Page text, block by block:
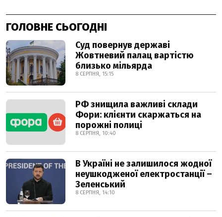
ГОЛОВНЕ СЬОГОДНІ
Суд повернув державі
Жовтневий палац вартістю
близько мільярда
8 СЕРПНЯ, 15:15
РФ знищила важливі склади
Фори: клієнти скаржаться на
порожні полиці
8 СЕРПНЯ, 10:40
В Україні не залишилося жодної
неушкодженої електростанції –
Зеленський
8 СЕРПНЯ, 14:10